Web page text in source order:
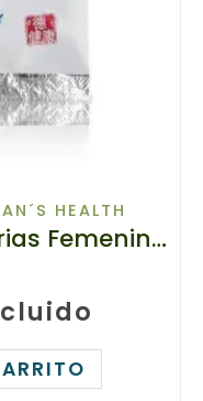
HEALTH
63601 Compresas Diarias Femeninas con Hierbas , TIANDE, 1ud, Protección de Inflamaciones y Confort